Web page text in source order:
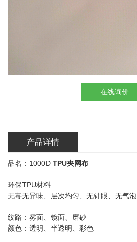
在线询价
产品详情
品名：1000D TPU夹网布
环保TPU材料
无毒无异味、层次均匀、无针眼、无气泡
纹路：雾面、镜面、磨砂
颜色：透明、半透明、彩色